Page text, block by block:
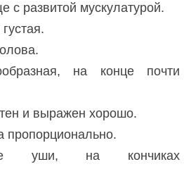
с развитой мускулатурой.
на конце почти
и выражен хорошо.
уши, на кончиках